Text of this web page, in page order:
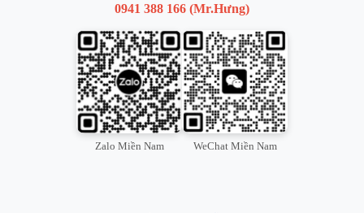
0941 388 166 (Mr.Hưng)
Zalo Miền Nam WeChat Miền Nam